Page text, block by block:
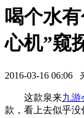
喝个水
心机”窥
2016-03-16 06:06
这款泉来九游
款，看上去似乎没